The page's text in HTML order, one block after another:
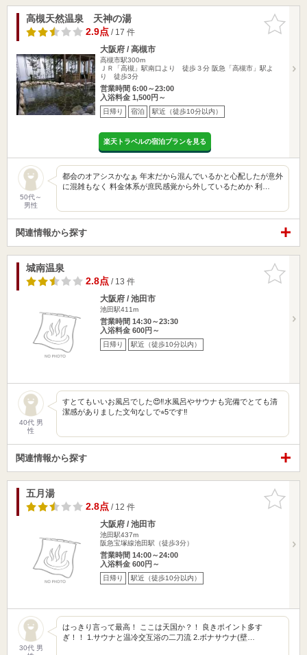
お気に入
りに追加
高槻天然温泉 天神の湯
2.9点/ 17 件
大阪府 / 高槻市
高槻市駅300m
ＪＲ「高槻」駅南口より 徒歩３分 阪急「高槻市」駅よ
り 徒歩3分
営業時間 6:00～23:00
入浴料金 1,500円～
日帰り 宿泊 駅近（徒歩10分以内）
楽天トラベルの宿泊プランを見る
50代～
男性
都会のオアシスかなぁ 年末だから混んでいるかと心配したが意外
に混雑もなく 料金体系が庶民感覚から外しているためか 利…
関連情報から探す
お気に入
りに追加
城南温泉
2.8点/ 13 件
大阪府 / 池田市
池田駅411m
営業時間 14:30～23:30
入浴料金 600円～
日帰り 駅近（徒歩10分以内）
40代 男
性
すとてもいいお風呂でした😍‼️水風呂やサウナも完備でとても清
潔感がありました文句なしで⭐︎5です‼️
関連情報から探す
お気に入
りに追加
五月湯
2.8点/ 12 件
大阪府 / 池田市
池田駅437m
阪急宝塚線池田駅（徒歩3分）
営業時間 14:00～24:00
入浴料金 600円～
日帰り 駅近（徒歩10分以内）
30代 男
はっきり言って最高！ ここは天国か？！ 良きポイント多す
ぎ！！ 1.サウナと温冷交互浴の二刀流 2.ボナサウナ(壁…